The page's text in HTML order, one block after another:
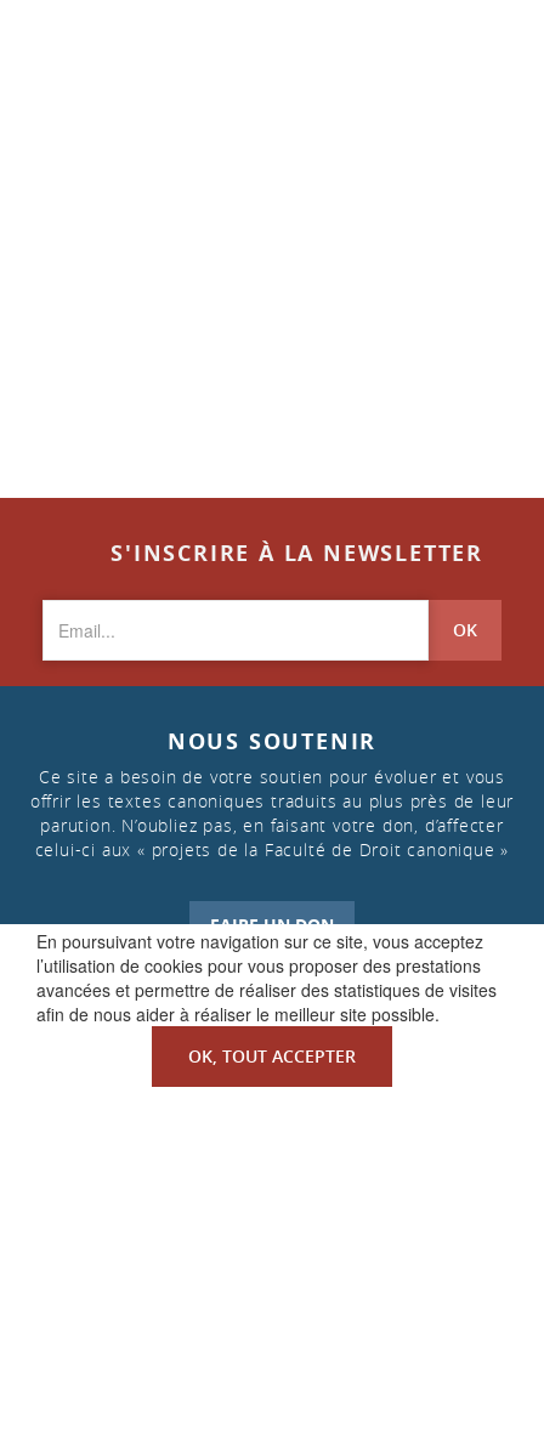
En poursuivant votre navigation sur ce site, vous acceptez
l’utilisation de cookies pour vous proposer des prestations
avancées et permettre de réaliser des statistiques de visites
afin de nous aider à réaliser le meilleur site possible.
OK, TOUT ACCEPTER
S'INSCRIRE À LA NEWSLETTER
OK
NOUS SOUTENIR
Ce site a besoin de votre soutien pour évoluer et vous
offrir les textes canoniques traduits au plus près de leur
parution. N’oubliez pas, en faisant votre don, d’affecter
celui-ci aux « projets de la Faculté de Droit canonique »
FAIRE UN DON